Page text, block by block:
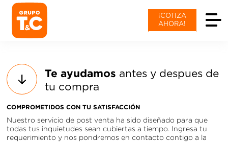
¡COTIZA
AHORA!
Te ayudamos antes y despues de
tu compra
COMPROMETIDOS CON TU SATISFACCIÓN
Nuestro servicio de post venta ha sido diseñado para que
todas tus inquietudes sean cubiertas a tiempo. Ingresa tu
requerimiento y nos pondremos en contacto contigo a la